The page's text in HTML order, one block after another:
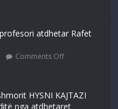
atdhetar Rafet
Comments Off
HYSNI KAJTAZI
nga atdhetaret